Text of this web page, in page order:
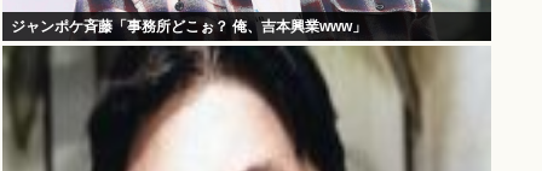
ジャンポケ斉藤「事務所どこぉ？ 俺、吉本興業www」